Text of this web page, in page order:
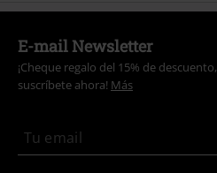
E-mail Newsletter
¡Cheque regalo del 15% de descuento,
suscríbete ahora! Más